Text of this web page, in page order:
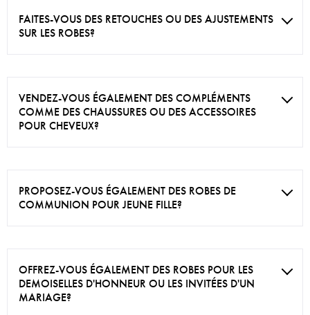
FAITES-VOUS DES RETOUCHES OU DES AJUSTEMENTS
SUR LES ROBES?
VENDEZ-VOUS ÉGALEMENT DES COMPLÉMENTS
COMME DES CHAUSSURES OU DES ACCESSOIRES
POUR CHEVEUX?
PROPOSEZ-VOUS ÉGALEMENT DES ROBES DE
COMMUNION POUR JEUNE FILLE?
OFFREZ-VOUS ÉGALEMENT DES ROBES POUR LES
DEMOISELLES D'HONNEUR OU LES INVITÉES D'UN
MARIAGE?